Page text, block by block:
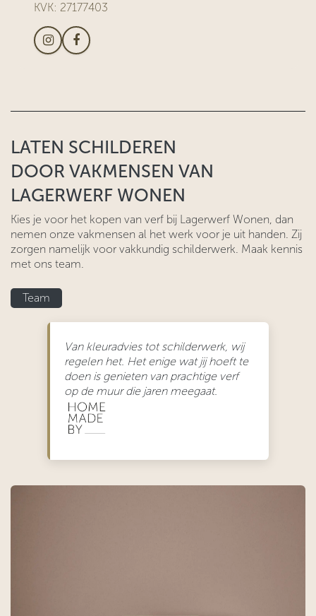
KVK: 27177403
LATEN SCHILDEREN
DOOR VAKMENSEN VAN
LAGERWERF WONEN
Kies je voor het kopen van verf bij Lagerwerf Wonen, dan
nemen onze vakmensen al het werk voor je uit handen. Zij
zorgen namelijk voor vakkundig schilderwerk. Maak kennis
met ons team.
Tea​​​​​​m
Van kleuradvies tot schilderwerk, wij
regelen het. Het enige wat jij hoeft te
doen is genieten van prachtige verf
op de muur die jaren meegaat.